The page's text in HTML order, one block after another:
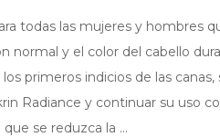
todas las mujeres y hombres
normal y el color del cabello
primeros indicios de las
Radiance y continuar su uso
se reduzca la …